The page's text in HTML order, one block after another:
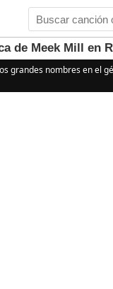
de Meek Mill en
grandes nombres en el